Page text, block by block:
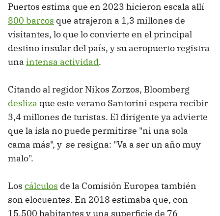
Puertos estima que en 2023 hicieron escala allí
800 barcos que atrajeron a 1,3 millones de
visitantes, lo que lo convierte en el principal
destino insular del país, y su aeropuerto registra
una intensa actividad.
Citando al regidor Nikos Zorzos, Bloomberg
desliza que este verano Santorini espera recibir
3,4 millones de turistas. El dirigente ya advierte
que la isla no puede permitirse "ni una sola
cama más", y se resigna: "Va a ser un año muy
malo".
Los cálculos de la Comisión Europea también
son elocuentes. En 2018 estimaba que, con
15.500 habitantes y una superficie de 76